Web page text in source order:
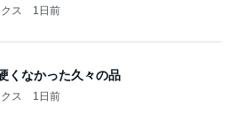
ス 1日前
くなかった久々の品
ス 1日前